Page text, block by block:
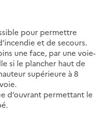
pour permettre
et de secours.
une face, par une voie-
si le plancher haut de
supérieure à 8
d’ouvrant permettant le